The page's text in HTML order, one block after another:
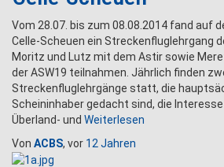
Vom 28.07. bis zum 08.08.2014 fand auf
Celle-Scheuen ein Streckenfluglehrgang
Moritz und Lutz mit dem Astir sowie
der ASW19 teilnahmen. Jährlich finden
Streckenfluglehrgänge statt, die
Scheininhaber gedacht sind, die
Überland- und Weiterlesen
Von ACBS, vor 12 Jahren